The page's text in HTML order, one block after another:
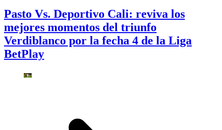
Pasto Vs. Deportivo Cali: reviva los
mejores momentos del triunfo
Verdiblanco por la fecha 4 de la Liga
BetPlay